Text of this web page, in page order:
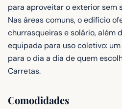
para aproveitar o exterior sem
Nas áreas comuns, o edifício
churrasqueiras e solário, além
equipada para uso coletivo:
para o dia a dia de quem
Carretas.
Comodidades